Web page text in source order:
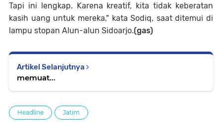
Tapi ini lengkap. Karena kreatif, kita tidak keberatan
kasih uang untuk mereka," kata Sodiq, saat ditemui di
lampu stopan Alun-alun Sidoarjo.(gas)
Artikel Selanjutnya
memuat...
Headline Jatim